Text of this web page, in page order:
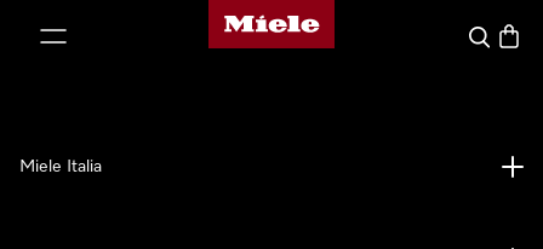
Homepage di Miele
Cerca
Miele Italia